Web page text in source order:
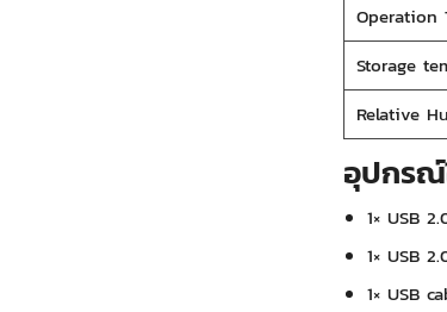
Operation
Storage
Relative
อุปกร
1× USB
1× USB
1× USB